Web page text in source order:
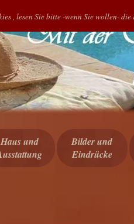
, lesen Sie bitte -wenn Sie wollen-
Haus und
Bilder und
Eindrücke